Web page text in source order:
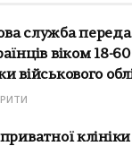
служба
віком 18-
військового